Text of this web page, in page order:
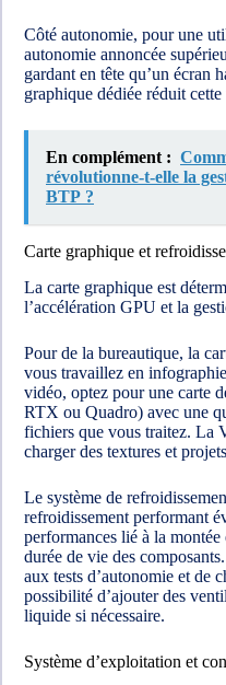
Côté autonomie, pour une
autonomie annoncée
gardant en tête qu’un écran
graphique dédiée réduit cette
En complément :
révolutionne-t-elle la
BTP ?
Carte graphique et
La carte graphique est
l’accélération GPU et la
Pour de la bureautique, la
vous travaillez en
vidéo, optez pour une carte
RTX ou Quadro) avec une
fichiers que vous traitez. La
charger des textures et
Le système de
refroidissement performant
performances lié à la
durée de vie des
aux tests d’autonomie et de
possibilité d’ajouter des
liquide si nécessaire.
Système d’exploitation et